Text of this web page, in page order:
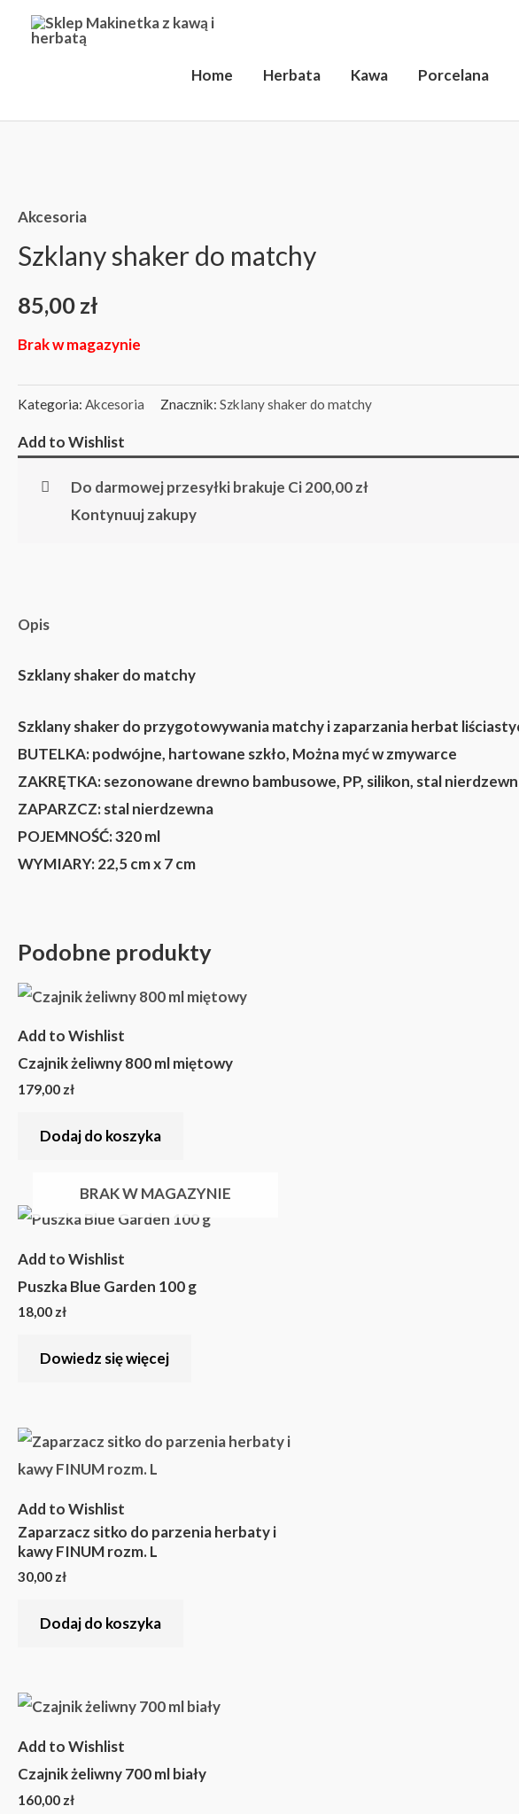
Przejdź
Home Herbata Kawa Porcelana
Akcesoria
Szklany shaker do matchy
85,00 zł
Brak w magazynie
Kategoria: Akcesoria Znacznik: Szklany shaker do matchy
Add to Wishlist
Do darmowej przesyłki brakuje Ci200,00zł
Kontynuuj zakupy
Opis
Szklany shaker do matchy
Szklany shaker do przygotowywania matchy i zaparzania herbat
BUTELKA:podwójne, hartowane szkło, Można myć w zmywarce
ZAKRĘTKA:sezonowane drewno bambusowe, PP, silikon, stal
ZAPARZCZ:stal nierdzewna
POJEMNOŚĆ:320 ml
WYMIARY:22,5 cm x 7 cm
Podobne produkty
Add to Wishlist
Czajnik żeliwny 800 ml miętowy
179,00 zł
Dodaj do koszyka
BRAK W MAGAZYNIE
Add to Wishlist
Puszka Blue Garden 100 g
18,00 zł
Dowiedz się więcej
Add to Wishlist
Zaparzacz sitko do parzenia herbaty i
kawy FINUM rozm. L
30,00 zł
Dodaj do koszyka
Add to Wishlist
Czajnik żeliwny 700 ml biały
160,00 zł